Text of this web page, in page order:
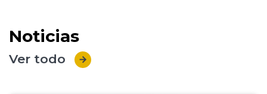
Noticias
Ver todo arrow_forward